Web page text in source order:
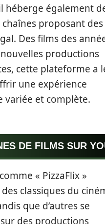
héberge également
proposant
Des films des
productions
cette plateforme a
une expérience
variée et complète.
DE FILMS SUR
« PizzaFlix »
classiques du
que d’autres se
des productions